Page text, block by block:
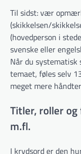
Til sidst: vær
(skikkelsen/
(hovedperson i
svenske eller
Når du
temaet, føles selv
meget mere
Titler, roller og
m.fl.
I krydsord er den